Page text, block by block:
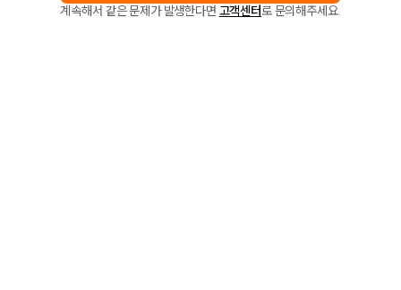
계속해서 같은 문제가 발생한다면 고객센터로 문의해주세요.